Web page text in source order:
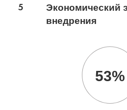
5
Экономический
внедрения
53%